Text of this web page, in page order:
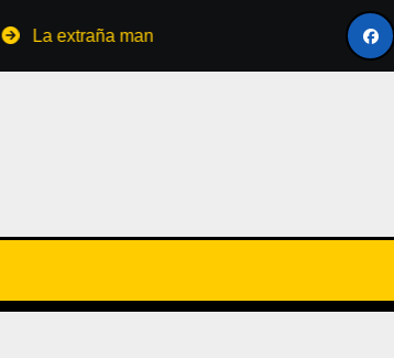
La extraña manera de convertirse en familia